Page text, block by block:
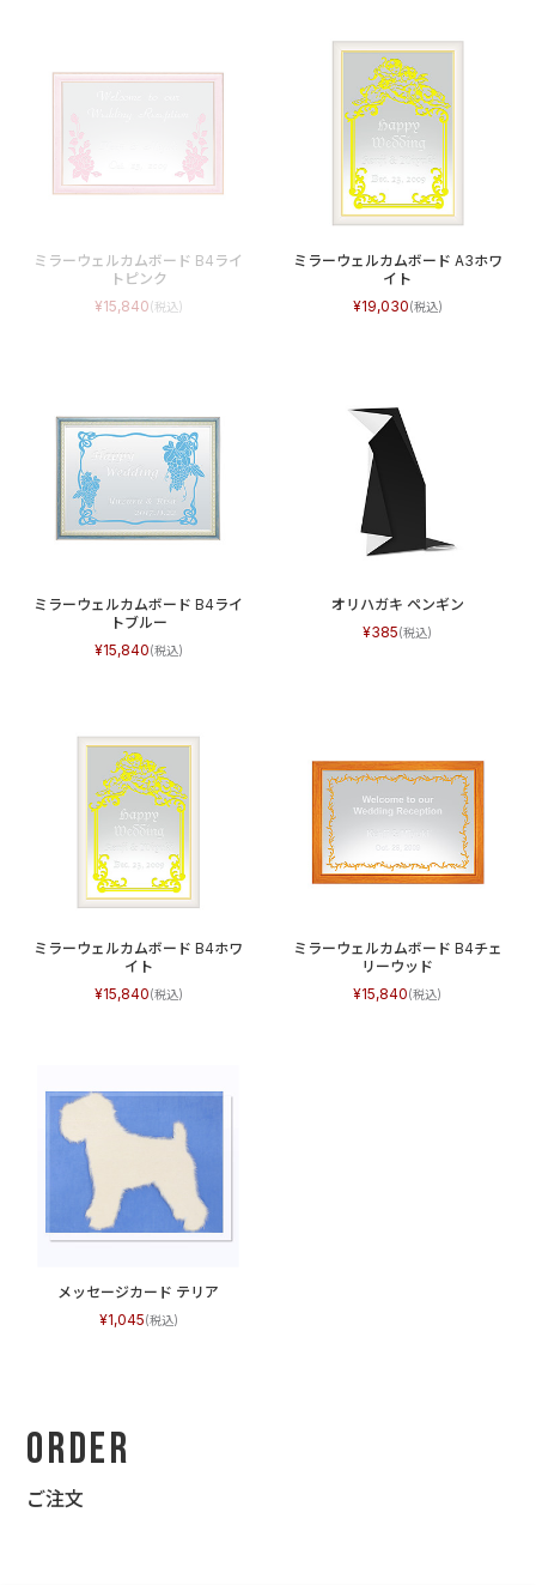
ミラーウェルカムボード B4ライ
トピンク
15,840
ミラーウェルカムボード A3ホワ
イト
19,030
ミラーウェルカムボード B4ライ
トブルー
15,840
オリハガキ ペンギン
385
ミラーウェルカムボード B4ホワ
イト
15,840
ミラーウェルカムボード B4チェ
リーウッド
15,840
メッセージカード テリア
1,045
Order
ご注文